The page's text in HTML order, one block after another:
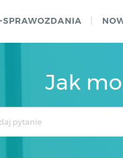
SPRAWOZDANIA
Jak